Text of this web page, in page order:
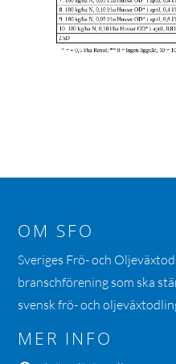
OM SFO
Sveriges Frö- och
branschförening som ska
svensk frö- och
MER INFO